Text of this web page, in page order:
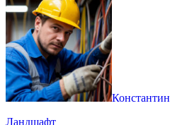
Константин
Ландшафт